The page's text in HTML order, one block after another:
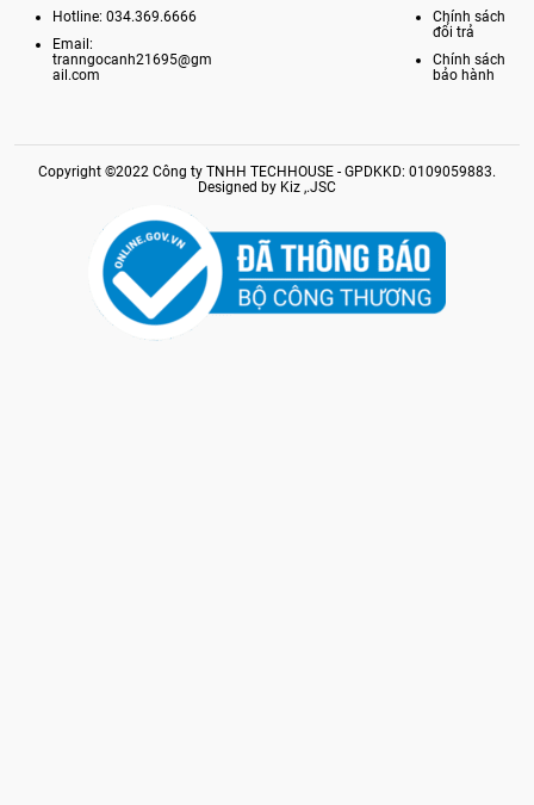
Hotline: 034.369.6666
Email:
tranngocanh21695@gm
ail.com
Chính sách
đổi trả
Chính sách
bảo hành
Copyright ©2022 Công ty TNHH TECHHOUSE - GPDKKD: 0109059883.
Designed by Kiz ,.JSC